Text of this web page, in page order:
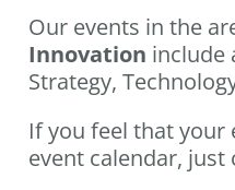
Our events in the
Innovation include
Strategy,
If you feel that your
event calendar, just